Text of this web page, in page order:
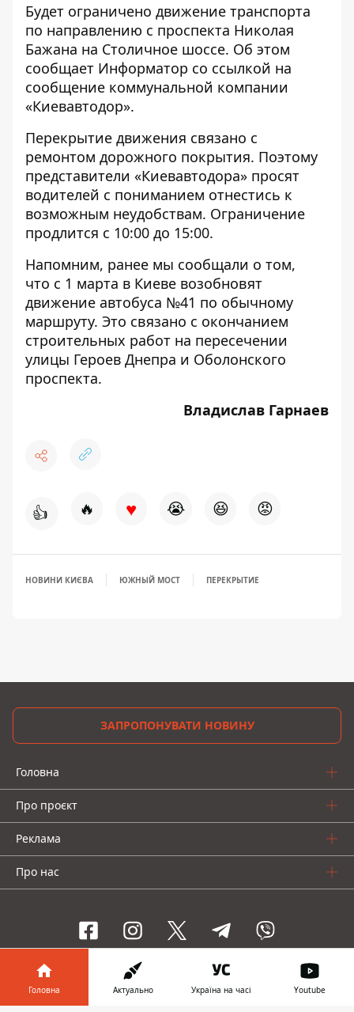
Будет ограничено движение транспорта
по направлению с проспекта Николая
Бажана на Столичное шоссе. Об этом
сообщает Информатор со ссылкой на
сообщение коммунальной компании
«Киевавтодор».
Перекрытие движения связано с
ремонтом дорожного покрытия. Поэтому
представители «Киевавтодора» просят
водителей с пониманием отнестись к
возможным неудобствам. Ограничение
продлится с 10:00 до 15:00.
Напомним, ранее мы сообщали о том,
что с 1 марта в Киеве возобновят
движение автобуса №41 по обычному
маршруту. Это связано с окончанием
строительных работ на пересечении
улицы Героев Днепра и Оболонского
проспекта.
Владислав Гарнаев
👍 🔥 ♥ 😭 😆 😡
НОВИНИ КИЄВА ЮЖНЫЙ МОСТ ПЕРЕКРЫТИЕ
ЗАПРОПОНУВАТИ НОВИНУ
Головна
Про проєкт
Реклама
Про нас
Інформатор проекти
Головна Актуально Україна на часі Youtube